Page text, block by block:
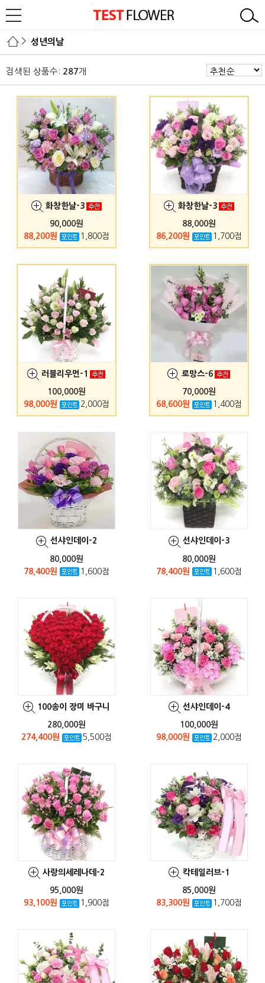
> 성년의날
검색된 상품수: 287개
화창한날-3
90,000원
88,200원
1,800점
화창한날-3
88,000원
86,200원
1,700점
러블리우먼-1
100,000원
98,000원
2,000점
로망스-6
70,000원
68,600원
1,400점
선샤인데이-2
80,000원
78,400원
1,600점
선샤인데이-3
80,000원
78,400원
1,600점
100송이 장미 바구니
280,000원
274,400원
5,500점
선샤인데이-4
100,000원
98,000원
2,000점
사랑의세레나데-2
95,000원
93,100원
1,900점
칵테일러브-1
85,000원
83,300원
1,700점